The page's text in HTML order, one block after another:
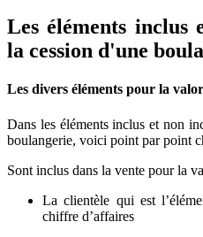
Les éléments inclus
la cession d'une
Les divers éléments pour la
Dans les éléments inclus et non
boulangerie, voici point par point
Sont inclus dans la vente pour la
La clientèle qui est
chiffre d’affaires